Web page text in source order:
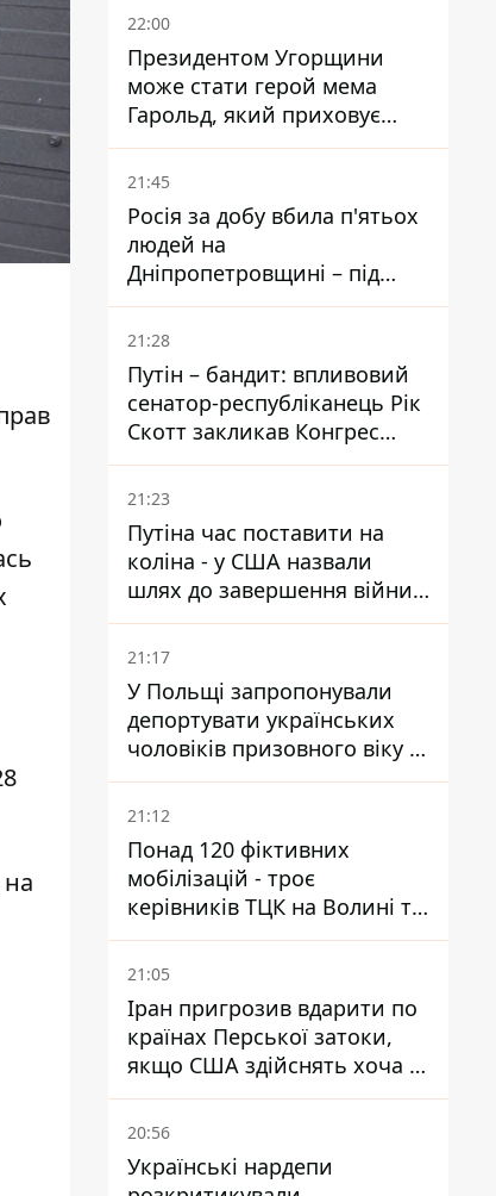
22:00
Президентом Угорщини
може стати герой мема
Гарольд, який приховує
біль – він очолив народне
голосування
21:45
Росія за добу вбила п'ятьох
людей на
Дніпропетровщині – під
ударами опинилися п'ять
районів області
21:28
Путін – бандит: впливовий
сенатор-республіканець Рік
Скотт закликав Конгрес
притягнути РФ до
відповідальності за війну в
Україні
21:23
Путіна час поставити на
коліна - у США назвали
шлях до завершення війни -
National Security Journal
21:17
У Польщі запропонували
депортувати українських
чоловіків призовного віку -
кого це може торкнутися
21:12
Понад 120 фіктивних
мобілізацій - троє
керівників ТЦК на Волині та
Буковині отримали підозри
за фейкові звіти
21:05
Іран пригрозив вдарити по
країнах Перської затоки,
якщо США здійснять хоча б
одну атаку - Reuters
20:56
Українські нардепи